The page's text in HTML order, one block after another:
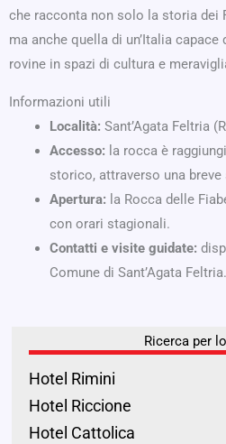
che racconta non solo la storia dei
ma anche quella di un’Italia
rovine in spazi di cultura e
Informazioni utili
Località: Sant’Agata Feltria
Accesso: la rocca è
storico, attraverso una
Apertura: la Rocca delle
con orari stagionali.
Contatti e visite guidate:
Comune di Sant’Agata Feltria.
Ricerca per
Hotel Rimini
Hotel Riccione
Hotel Cattolica